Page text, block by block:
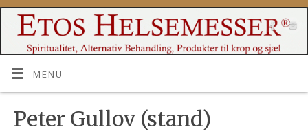
MENU
Peter Gullov (stand)